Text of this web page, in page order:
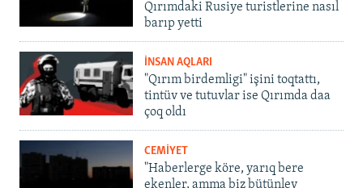
Qırımdaki Rusiye turistlerine nasıl
barıp yetti
İNSAN AQLARI
"Qırım birdemligi" işini toqtattı,
tintüv ve tutuvlar ise Qırımda daa
çoq oldı
CEMİYET
"Haberlerge köre, yarıq bere
ekenler, amma biz bütünley